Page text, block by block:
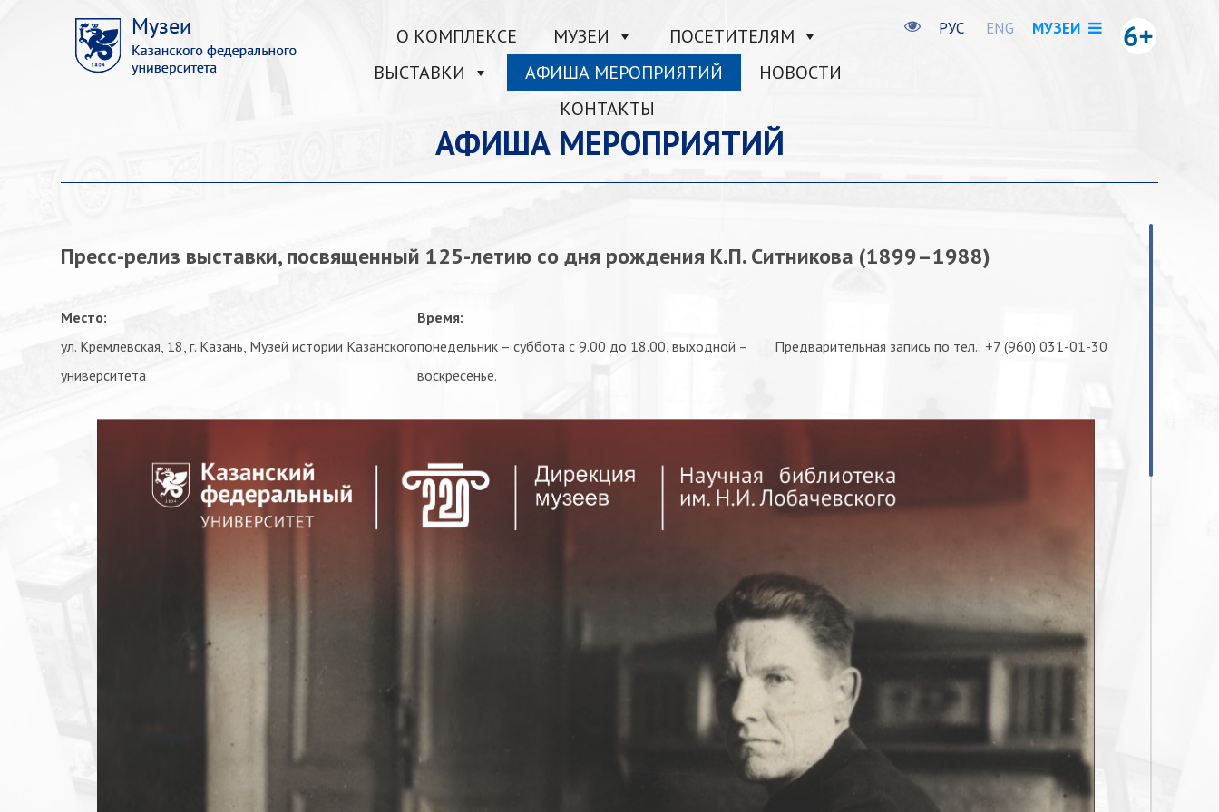
АФИША МЕРОПРИЯТИЙ
Пресс-релиз выставки, посвященный 125-летию со дня рождения К.П. Ситникова (1899–1988)
Место:
ул. Кремлевская, 18, г. Казань, Музей истории Казанского
университета
Время:
понедельник – суббота с 9.00 до 18.00, выходной –
воскресенье.
Предварительная запись по тел.: +7 (960) 031-01-30
О КОМПЛЕКСЕ МУЗЕИ
ПОСЕТИТЕЛЯМ
ВЫСТАВКИ
АФИША МЕРОПРИЯТИЙ
НОВОСТИ
КОНТАКТЫ
РУС ENG МУЗЕИ